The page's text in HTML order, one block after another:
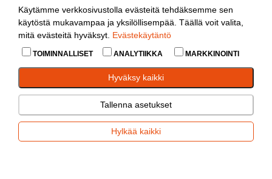
Käytämme verkkosivustolla evästeitä tehdäksemme sen
käytöstä mukavampaa ja yksilöllisempää. Täällä voit valita,
mitä evästeitä hyväksyt. Evästekäytäntö
TOIMINNALLISET ANALYTIIKKA MARKKINOINTI
Hyväksy kaikki
Tallenna asetukset
Hylkää kaikki
Jaa
Saranat ja lavalukot